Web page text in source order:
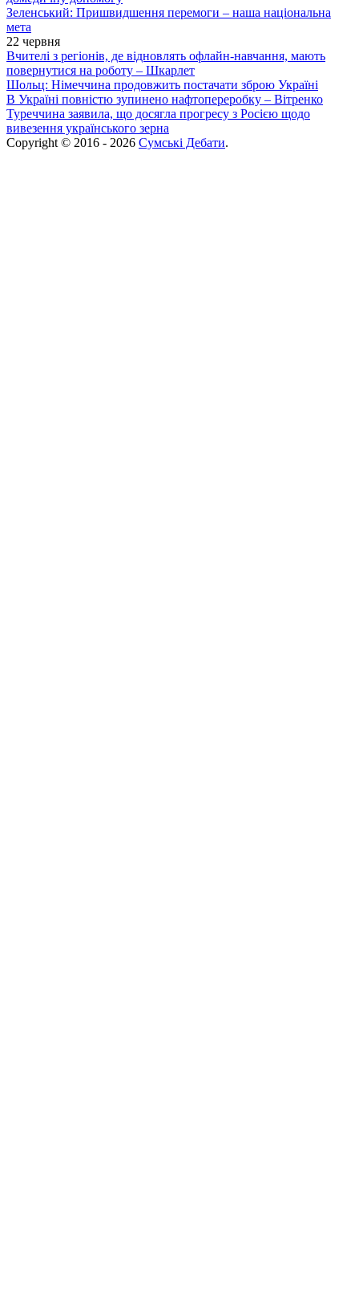
Зеленський: Пришвидшення перемоги – наша національна
мета
22 червня
Вчителі з регіонів, де відновлять офлайн-навчання, мають
повернутися на роботу – Шкарлет
Шольц: Німеччина продовжить постачати зброю Україні
В Україні повністю зупинено нафтопереробку – Вітренко
Туреччина заявила, що досягла прогресу з Росією щодо
вивезення українського зерна
Copyright © 2016 - 2026 Сумські Дебати.